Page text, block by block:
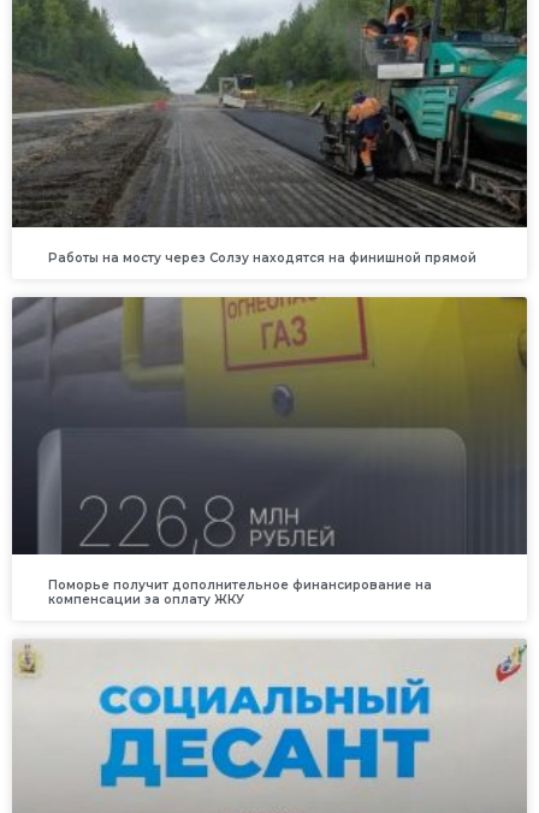
Работы на мосту через Солзу находятся на финишной прямой
Поморье получит дополнительное финансирование на
компенсации за оплату ЖКУ